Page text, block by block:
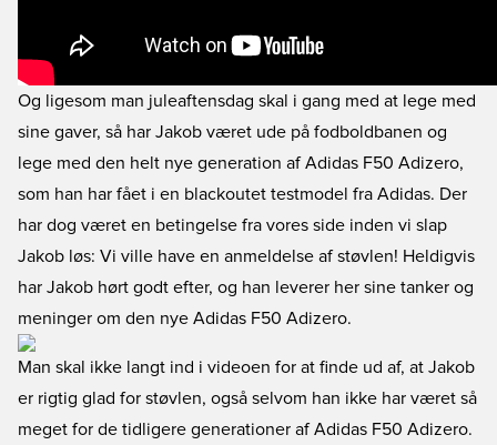
Og ligesom man juleaftensdag skal i gang med at lege med
sine gaver, så har Jakob været ude på fodboldbanen og
lege med den helt nye generation af Adidas F50 Adizero,
som han har fået i en blackoutet testmodel fra Adidas. Der
har dog været en betingelse fra vores side inden vi slap
Jakob løs: Vi ville have en anmeldelse af støvlen! Heldigvis
har Jakob hørt godt efter, og han leverer her sine tanker og
meninger om den nye Adidas F50 Adizero.
Man skal ikke langt ind i videoen for at finde ud af, at Jakob
er rigtig glad for støvlen, også selvom han ikke har været så
meget for de tidligere generationer af Adidas F50 Adizero.